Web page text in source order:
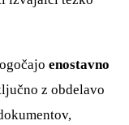
enostavno
z obdelavo